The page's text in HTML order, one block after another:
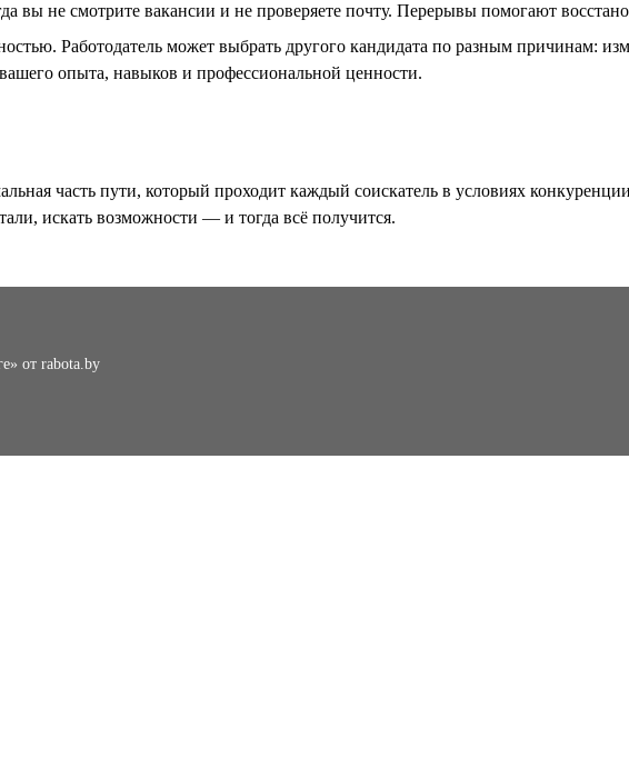
вы не смотрите вакансии и не проверяете почту. Перерывы помогают
Работодатель может выбрать другого кандидата по разным причинам:
опыта, навыков и профессиональной ценности.
часть пути, который проходит каждый соискатель в условиях
искать возможности — и тогда всё получится.
от rabota.by